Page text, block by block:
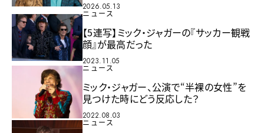
2026.05.13
ニュース
【5連写】ミック・ジャガーの『サッカー観戦
顔』が最高だった
2023.11.05
ニュース
ミック・ジャガー、公演で“半裸の女性”を
見つけた時にどう反応した？
2022.08.03
ニュース